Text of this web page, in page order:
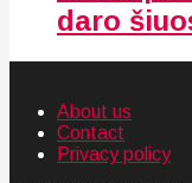
daro
About us
Contact
Privacy policy